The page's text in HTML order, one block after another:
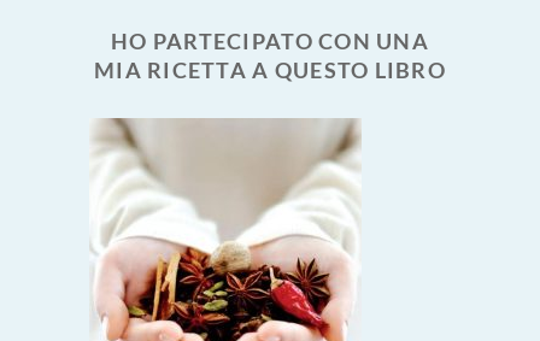
HO PARTECIPATO CON UNA
MIA RICETTA A QUESTO LIBRO